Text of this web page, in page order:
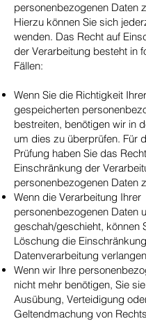
personenbezogenen Daten
Hierzu können Sie sich
wenden. Das Recht auf
der Verarbeitung besteht in
Fällen:
Wenn Sie die Richtigkeit
gespeicherten
bestreiten, benötigen wir in
um dies zu überprüfen. Für
Prüfung haben Sie das
Einschränkung der
personenbezogenen Daten
Wenn die Verarbeitung Ihrer
personenbezogenen Daten
geschah/geschieht, können
Löschung die
Datenverarbeitung
Wenn wir Ihre
nicht mehr benötigen, Sie
Ausübung, Verteidigung
Geltendmachung von